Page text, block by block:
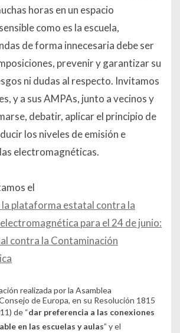
horas en un espacio
como es la escuela,
de forma innecesaria debe ser
prevenir y garantizar su
ni dudas al respecto. Invitamos
y a sus AMPAs, junto a vecinos y
debatir, aplicar el principio de
los niveles de emisión e
electromagnéticas.
el
la plataforma estatal contra la
para el 24 de junio:
contra la Contaminación
realizada por la Asamblea
de Europa, en su Resolución 1815
de “dar preferencia a las conexiones
en las escuelas y aulas” y el